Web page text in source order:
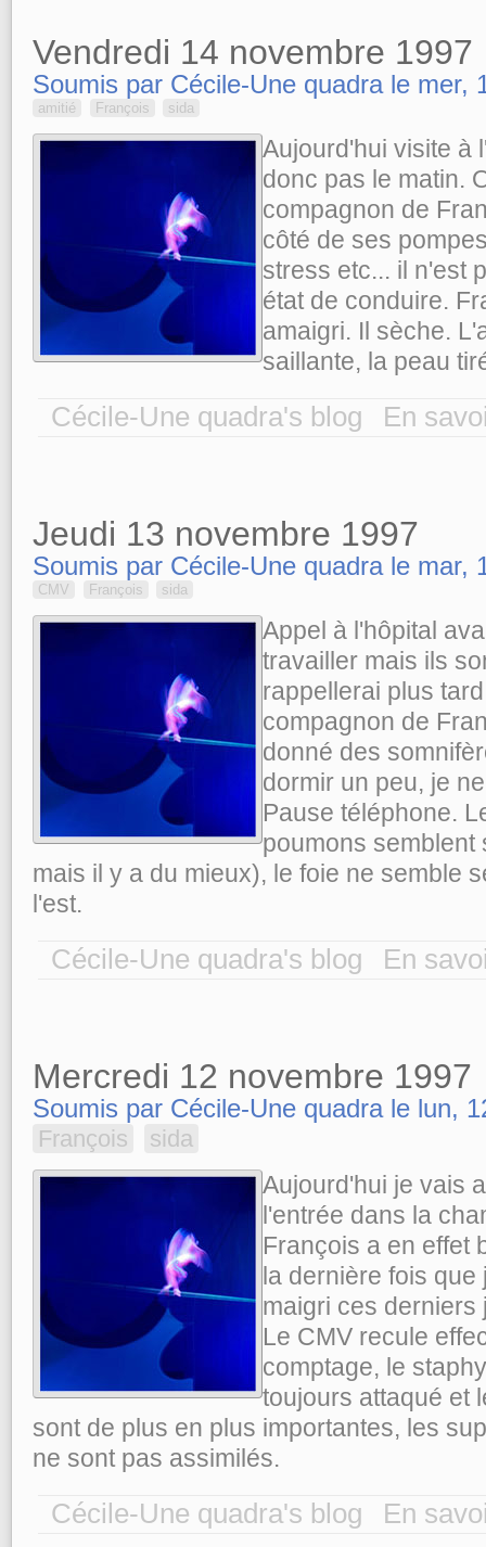
Vendredi 14 novembre 1997
Soumis par Cécile-Une quadra le mer,
amitié François sida
Aujourd'hui visite à
donc pas le matin.
compagnon de
côté de ses
stress etc... il n'est
état de conduire.
amaigri. Il sèche.
saillante, la peau
Cécile-Une quadra's blog En
Jeudi 13 novembre 1997
Soumis par Cécile-Une quadra le mar,
CMV François sida
Appel à l'hôpital
travailler mais ils
rappellerai plus
compagnon de
donné des
dormir un peu, je
Pause téléphone.
poumons semblent
mais il y a du mieux), le foie ne semble
l'est.
Cécile-Une quadra's blog En
Mercredi 12 novembre 1997
Soumis par Cécile-Une quadra le lun,
François sida
Aujourd'hui je vais
l'entrée dans la
François a en effet
la dernière fois que
maigri ces derniers
Le CMV recule
comptage, le
toujours attaqué et
sont de plus en plus importantes, les
ne sont pas assimilés.
Cécile-Une quadra's blog En